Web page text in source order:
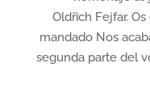
Oldřich Fejfar.
mandado Nos
segunda parte del